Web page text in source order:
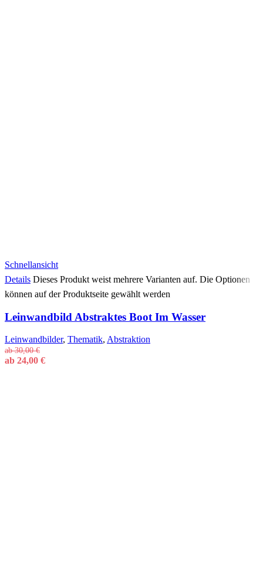
Schnellansicht
Details Dieses Produkt weist mehrere Varianten auf. Die Optionen
können auf der Produktseite gewählt werden
Leinwandbild Abstraktes Boot Im Wasser
Leinwandbilder, Thematik, Abstraktion
ab30,00€
ab 24,00 €